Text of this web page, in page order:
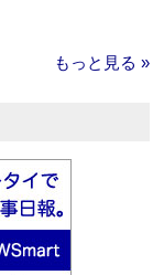
もっと見る »